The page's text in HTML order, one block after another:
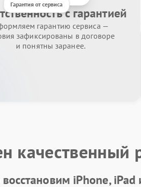
Гарантия от сервиса
с гарантией
гарантию сервиса —
зафиксированы в договоре
и понятны заранее.
качественный
iPhone, iPad